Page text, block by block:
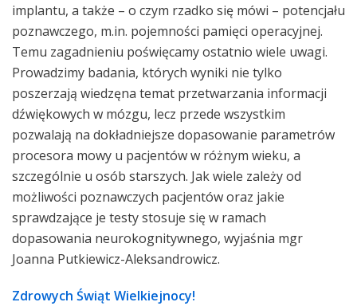
implantu, a także – o czym rzadko się mówi – potencjału
poznawczego, m.in. pojemności pamięci operacyjnej.
Temu zagadnieniu poświęcamy ostatnio wiele uwagi.
Prowadzimy badania, których wyniki nie tylko
poszerzają wiedzęna temat przetwarzania informacji
dźwiękowych w mózgu, lecz przede wszystkim
pozwalają na dokładniejsze dopasowanie parametrów
procesora mowy u pacjentów w różnym wieku, a
szczególnie u osób starszych. Jak wiele zależy od
możliwości poznawczych pacjentów oraz jakie
sprawdzające je testy stosuje się w ramach
dopasowania neurokognitywnego, wyjaśnia mgr
Joanna Putkiewicz-Aleksandrowicz.
Zdrowych Świąt Wielkiejnocy!